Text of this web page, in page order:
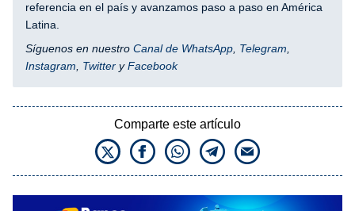
referencia en el país y avanzamos paso a paso en América
Latina.
Síguenos en nuestro Canal de WhatsApp, Telegram,
Instagram, Twitter yFacebook
Comparte este artículo